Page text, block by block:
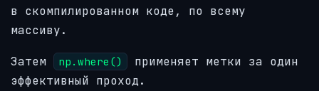
в скомпилированном коде, по всему
массиву.
Затем np.where()
применяет метки за один
эффективный проход.